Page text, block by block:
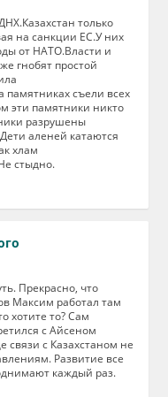
только
на санкции ЕС.У них
от НАТО.Власти и
гнобят простой
памятниках съели всех
эти памятники никто
разрушены
аленей катаются
хлам
стыдно.
Прекрасно, что
Максим работал там
хотите то? Сам
с Айсеном
связи с Казахстаном не
Развитие все
каждый раз.